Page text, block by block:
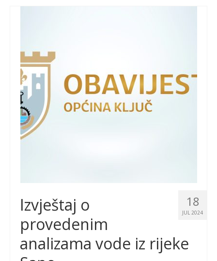
18
JUL 2024
Izvještaj o
provedenim
analizama vode iz rijeke